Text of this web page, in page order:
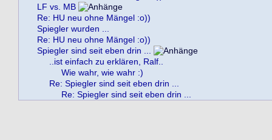
LF vs. MB
Re: HU neu ohne Mängel :o))
Spiegler wurden ...
Re: HU neu ohne Mängel :o))
Spiegler sind seit eben drin ...
..ist einfach zu erklären, Ralf..
Wie wahr, wie wahr :)
Re: Spiegler sind seit eben drin ...
Re: Spiegler sind seit eben drin ...